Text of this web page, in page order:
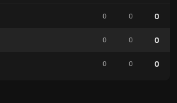
0 0 0
0 0 0
0 0 0